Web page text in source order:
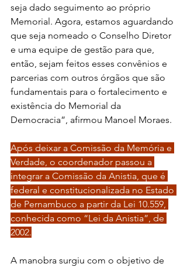
seja dado seguimento ao próprio
Memorial. Agora, estamos aguardando
que seja nomeado o Conselho Diretor
e uma equipe de gestão para que,
então, sejam feitos esses convênios e
parcerias com outros órgãos que são
fundamentais para o fortalecimento e
existência do Memorial da
Democracia”, afirmou Manoel Moraes.
Após deixar a Comissão da Memória e
Verdade, o coordenador passou a
integrar a Comissão da Anistia, que é
federal e constitucionalizada no Estado
de Pernambuco a partir da Lei 10.559,
conhecida como “Lei da Anistia”, de
2002.
A manobra surgiu com o objetivo de